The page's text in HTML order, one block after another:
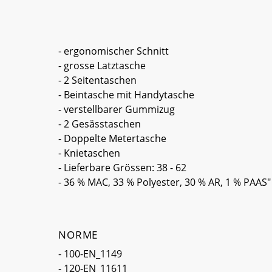
- ergonomischer Schnitt
- grosse Latztasche
- 2 Seitentaschen
- Beintasche mit Handytasche
- verstellbarer Gummizug
- 2 Gesässtaschen
- Doppelte Metertasche
- Knietaschen
- Lieferbare Grössen: 38 - 62
- 36 % MAC, 33 % Polyester, 30 % AR, 1 % PAAS"
NORME
- 100-EN_1149
- 120-EN_11611